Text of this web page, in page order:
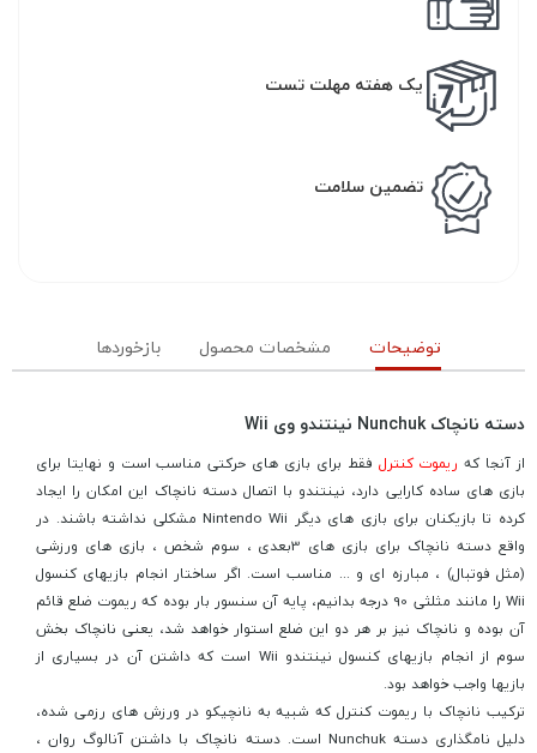
یک هفته مهلت تست
تضمین سلامت
توضیحات مشخصات محصول بازخوردها
دسته نانچاک Nunchuk نینتندو وی Wii
از آنجا که ریموت کنترل فقط برای بازی های حرکتی مناسب است و نهایتا برای
بازی های ساده کارایی دارد، نینتندو با اتصال دسته نانچاک این امکان را ایجاد
کرده تا بازیکنان برای بازی های دیگر Nintendo Wii مشکلی نداشته باشند. در
واقع دسته نانچاک برای بازی های 3بعدی ، سوم شخص ، بازی های ورزشی
(مثل فوتبال) ، مبارزه ای و ... مناسب است. اگر ساختار انجام بازیهای کنسول
Wii را مانند مثلثی 90 درجه بدانیم، پایه آن سنسور بار بوده که ریموت ضلع قائم
آن بوده و نانچاک نیز بر هر دو این ضلع استوار خواهد شد، یعنی نانچاک بخش
سوم از انجام بازیهای کنسول نینتندو Wii است که داشتن آن در بسیاری از
بازیها واجب خواهد بود.
ترکیب نانچاک با ریموت کنترل که شبیه به نانچیکو در ورزش های رزمی شده،
دلیل نامگذاری دسته Nunchuk است. دسته نانچاک با داشتن آنالوگ روان ،